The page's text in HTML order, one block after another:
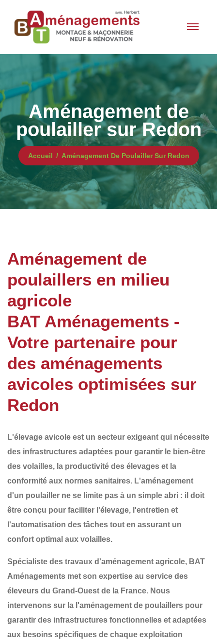
Aménagement de
poulailler sur Redon
Accueil Aménagement De Poulailler Sur Redon
Aménagement de
poulaillers en milieu
agricole
BAT Aménagements -
Votre partenaire pour
des aménagements
avicoles optimisées sur
Redon
L'élevage avicole est un secteur exigeant qui nécessite
des infrastructures adaptées pour garantir le bien-être
des volailles, la productivité des élevages et la
conformité aux normes sanitaires. L'aménagement
d'un poulailler ne se limite pas à un simple abri : il doit
être conçu pour faciliter l'élevage, l'entretien et
l'automatisation des tâches tout en assurant un
confort optimal aux volailles.
Spécialiste des travaux d'aménagement agricole, BAT
Aménagements met son expertise au service des
éleveurs du Grand-Ouest de la France. Nous
intervenons sur la l'aménagement de poulaillers pour
garantir des infrastructures fonctionnelles et adaptées
aux besoins spécifiques de chaque exploitation